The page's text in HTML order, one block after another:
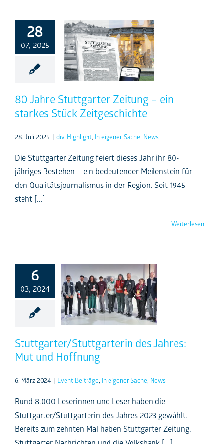
28
07, 2025
Stuttgarter
Zeitung – ein
starkes Stück
Zeitgeschichte
In eigener
80 Jahre Stuttgarter Zeitung – ein
starkes Stück Zeitgeschichte
28. Juli 2025 | div, Highlight In eigener Sache News
Die Stuttgarter Zeitung feiert dieses Jahr ihr 80-
jähriges Bestehen – ein bedeutender Meilenstein für
den Qualitätsjournalismus in der Region. Seit 1945
steht [...]
Weiterlesen
6
03, 2024
Stuttgarter/Stuttgarterin
des Jahres: Mut
und Hoffnung
In eigener
Sache
Stuttgarter/Stuttgarterin des Jahres:
Mut und Hoffnung
6. März 2024 | Event Beiträge In eigener Sache News
Rund 8.000 Leserinnen und Leser haben die
Stuttgarter/Stuttgarterin des Jahres 2023 gewählt.
Bereits zum zehnten Mal haben Stuttgarter Zeitung,